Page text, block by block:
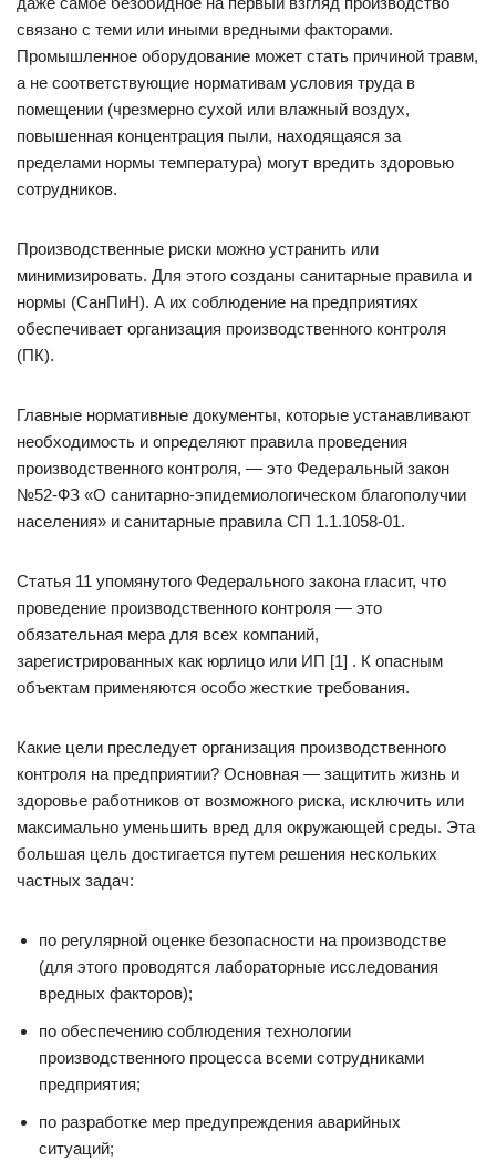
связано с теми или иными вредными факторами.
Промышленное оборудование может стать причиной травм,
а не соответствующие нормативам условия труда в
помещении (чрезмерно сухой или влажный воздух,
повышенная концентрация пыли, находящаяся за
пределами нормы температура) могут вредить здоровью
сотрудников.
Производственные риски можно устранить или
минимизировать. Для этого созданы санитарные правила и
нормы (СанПиН). А их соблюдение на предприятиях
обеспечивает организация производственного контроля
(ПК).
Главные нормативные документы, которые устанавливают
необходимость и определяют правила проведения
производственного контроля, — это Федеральный закон
№52-ФЗ «О санитарно-эпидемиологическом благополучии
населения» и санитарные правила СП 1.1.1058-01.
Статья 11 упомянутого Федерального закона гласит, что
проведение производственного контроля — это
обязательная мера для всех компаний,
зарегистрированных как юрлицо или ИП [1] . К опасным
объектам применяются особо жесткие требования.
Какие цели преследует организация производственного
контроля на предприятии? Основная — защитить жизнь и
здоровье работников от возможного риска, исключить или
максимально уменьшить вред для окружающей среды. Эта
большая цель достигается путем решения нескольких
частных задач:
по регулярной оценке безопасности на производстве
(для этого проводятся лабораторные исследования
вредных факторов);
по обеспечению соблюдения технологии
производственного процесса всеми сотрудниками
предприятия;
по разработке мер предупреждения аварийных
ситуаций;